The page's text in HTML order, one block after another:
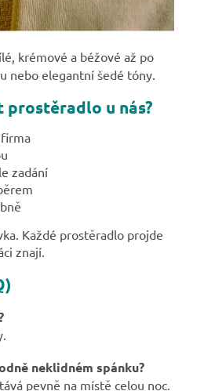
krémové a béžové až po
nebo elegantní šedé tóny.
prostěradlo u nás?
zadání
Každé prostěradlo projde
znají.
neklidném spánku?
pevně na místě celou noc.